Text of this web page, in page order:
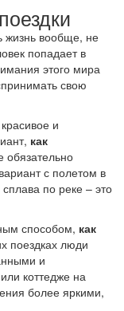
жизнь вообще, не
попадает в
этого мира
свою
и
как
обязательно
с полетом в
по реке – это
способом, как
поездках люди
и
коттедже на
более яркими,